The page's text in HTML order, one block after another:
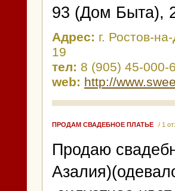
93 (Дом Быта),
Адрес: г. Ростов-
19
тел: 8 (905) 45-000-
web: http://
ПРОДАМ СВАДЕБНОЕ ПЛАТЬЕ / 1
Продаю